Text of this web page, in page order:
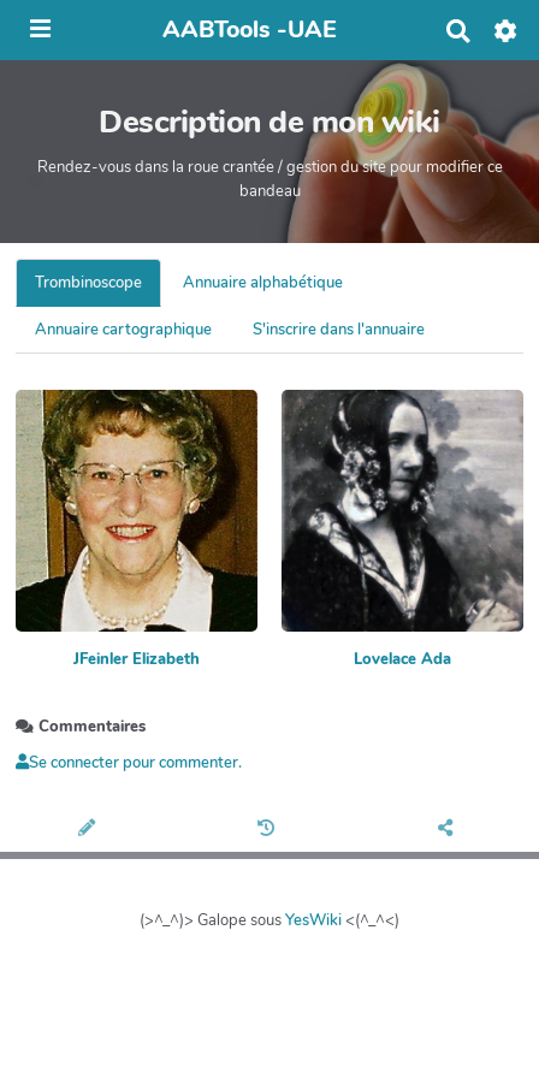
AABTools -UAE
e
r
c
r
Description de mon wiki
Rendez-vous dans la roue crantée / gestion du site pour modifier ce
bandeau
Trombinoscope Annuaire alphabétique
Annuaire cartographique S'inscrire dans l'annuaire
JFeinler Elizabeth Lovelace Ada
Commentaires
Se connecter pour commenter.
(>^_^)> Galope sousYesWiki<(^_^<)